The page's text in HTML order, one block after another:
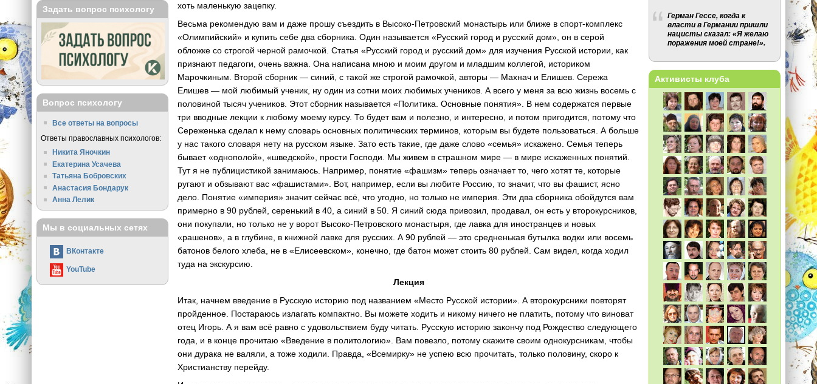
хоть маленькую зацепку.
Весьма рекомендую вам и даже прошу съездить в Высоко-Петровский монастырь или ближе в спорт-комплекс
«Олимпийский» и купить себе два сборника. Один называется «Русский город и русский дом», он в серой
обложке со строгой черной рамочкой. Статья «Русский город и русский дом» для изучения Русской истории, как
признают педагоги, очень важна. Она написана мною и моим другом и младшим коллегой, историком
Марочкиным. Второй сборник — синий, с такой же строгой рамочкой, авторы — Махнач и Елишев. Сережа
Елишев — мой любимый ученик, ну один из сотни моих любимых учеников. А всего у меня за всю жизнь восемь с
половиной тысяч учеников. Этот сборник называется «Политика. Основные понятия». В нем содержатся первые
три вводные лекции к любому моему курсу. То будет вам и полезно, и интересно, и потом пригодится, потому что
Сереженька сделал к нему словарь основных политических терминов, которым вы будете пользоваться. А больше
у нас такого словаря нету на русском языке. Зато есть такие, где даже слово «семья» искажено. Семья теперь
бывает «однополой», «шведской», прости Господи. Мы живем в страшном мире — в мире искаженных понятий.
Тут я не публицистикой занимаюсь. Например, понятие «фашизм» теперь означает то, чего хотят те, которые
ругают и обзывают вас «фашистами». Вот, например, если вы любите Россию, то значит, что вы фашист, ясно
дело. Понятие «империя» значит сейчас всё, что угодно, но только не империя. Эти два сборника обойдутся вам
примерно в 90 рублей, серенький в 40, а синий в 50. Я синий сюда привозил, продавал, он есть у второкурсников,
они покупали, но только не у ворот Высоко-Петровского монастыря, где лавка для иностранцев и новых
«рашенов», а в глубине, в книжной лавке для русских. А 90 рублей — это средненькая бутылка водки или восемь
батонов белого хлеба, не в «Елисеевском», конечно, где батон может стоить 80 рублей. Сам видел, когда ходил
туда на экскурсию.
Лекция
Итак, начнем введение в Русскую историю под названием «Место Русской истории». А второкурсники повторят
пройденное. Постараюсь излагать компактно. Вы можете ходить и никому ничего не платить, потому что виноват
отец Игорь. А я вам всё равно с удовольствием буду читать. Русскую историю закончу под Рождество следующего
года, и в конце прочитаю «Введение в политологию». Вам повезло, потому скажите своим однокурсникам, чтобы
они дурака не валяли, а тоже ходили. Правда, «Всемирку» не успею всю прочитать, только половину, скоро к
Христианству перейду.
Задать вопрос психологу
Вопрос психологу
Все ответы на вопросы
Ответы православных психологов:
Никита Яночкин
Екатерина Усачева
Татьяна Бобровских
Анастасия Бондарук
Анна Лелик
Мы в социальных сетях
ВКонтакте
YouTube
Герман Гессе, когда к
власти в Германии пришли
нацисты сказал: «Я желаю
поражения моей стране!».
Активисты клуба